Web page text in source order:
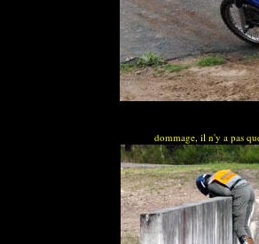
dommage, il n'y a pas